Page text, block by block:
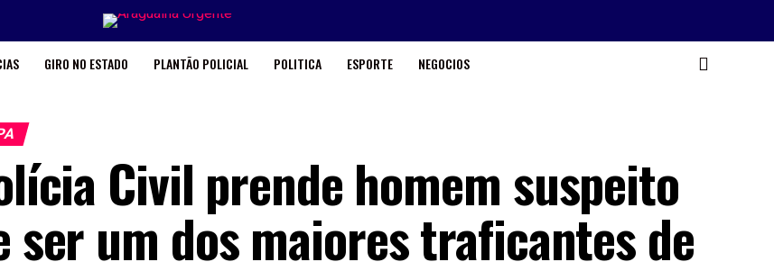
GIRO NO ESTADO PLANTÃO POLICIAL POLITICA ESPORTE NEGOCIOS
Civil prende homem suspeito
ser um dos maiores traficantes de